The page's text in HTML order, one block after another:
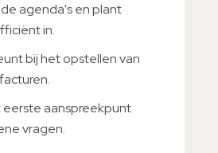
agenda's en plant
in.
bij het opstellen van
aanspreekpunt
vragen.